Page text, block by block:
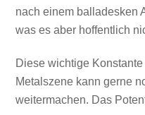
nach einem balladesken
was es aber hoffentlich
Diese wichtige
Metalszene kann gerne
weitermachen. Das